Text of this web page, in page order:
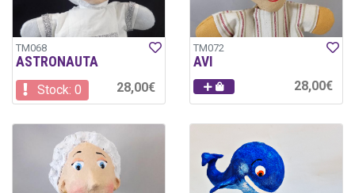
TM068
ASTRONAUTA
Stock: 0 28,00€
TM072
AVI
28,00€